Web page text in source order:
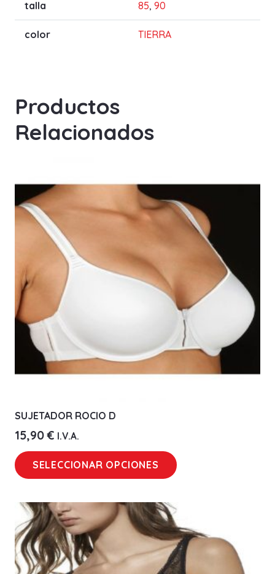
talla 85, 90
color TIERRA
Productos
Relacionados
SUJETADOR ROCIO D
15,90€ I.V.A.
SELECCIONAR OPCIONES
Las
opciones